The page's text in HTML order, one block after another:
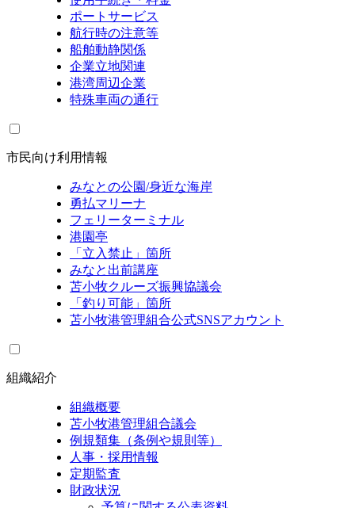
ポートサービス
航行時の注意等
船舶動静関係
企業立地関連
港湾周辺企業
特殊車両の通行
市民向け利用情報
みなとの公園/身近な海岸
勇払マリーナ
フェリーターミナル
港園亭
「立入禁止」箇所
みなと出前講座
苫小牧クルーズ振興協議会
「釣り可能」箇所
苫小牧港管理組合公式SNSアカウント
組織紹介
組織概要
苫小牧港管理組合議会
例規類集（条例や規則等）
人事・採用情報
定期監査
財政状況